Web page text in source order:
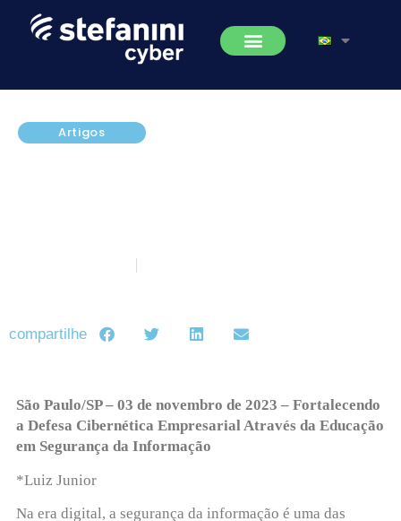
Artigos
compartilhe
São Paulo/SP – 03 de novembro de 2023 – Fortalecendo
a Defesa Cibernética Empresarial Através da Educação
em Segurança da Informação
*Luiz Junior
Na era digital, a segurança da informação é uma das